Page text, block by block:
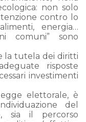
non solo
contro lo
energia…
comuni” sono
la tutela dei diritti
risposte
investimenti
elettorale, è
del
sia il percorso